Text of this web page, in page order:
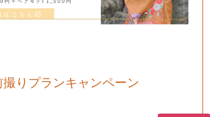
撮りプランキャンペーン